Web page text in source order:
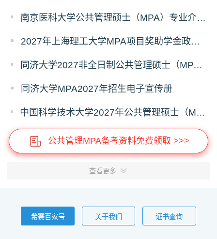
南京医科大学公共管理硕士（MPA）专业介绍（2027年）
2027年上海理工大学MPA项目奖助学金政策发布
同济大学2027非全日制公共管理硕士（MPA）奖学金方案
同济大学MPA2027年招生电子宣传册
中国科学技术大学2027年公共管理硕士（MPA）专业学位研究生招生通知
公共管理MPA备考资料免费领取 >>>
查看更多
希赛百家号 关于我们 证书查询